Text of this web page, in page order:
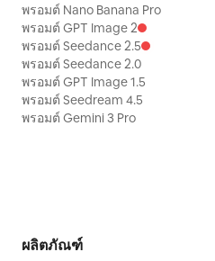
พรอมต์ Nano Banana Pro
พรอมต์ GPT Image 2
พรอมต์ Seedance 2.5
พรอมต์ Seedance 2.0
พรอมต์ GPT Image 1.5
พรอมต์ Seedream 4.5
พรอมต์ Gemini 3 Pro
ผลิตภัณฑ์